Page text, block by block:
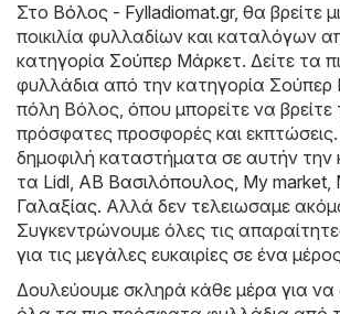
Στο Βόλος - Fylladiomat.gr, θα βρείτε
ποικιλία φυλλαδίων και καταλόγων
κατηγορία Σούπερ Μάρκετ. Δείτε τα
φυλλάδια από την κατηγορία
πόλη Βόλος, όπου μπορείτε να βρείτε
πρόσφατες προσφορές και
δημοφιλή καταστήματα σε αυτήν την
τα Lidl, ΑΒ Βασιλόπουλος, My market,
Γαλαξίας. Αλλά δεν τελειωσαμε
Συγκεντρώνουμε όλες τις
για τις μεγάλες ευκαιρίες σε ένα
Δουλεύουμε σκληρά κάθε μέρα για